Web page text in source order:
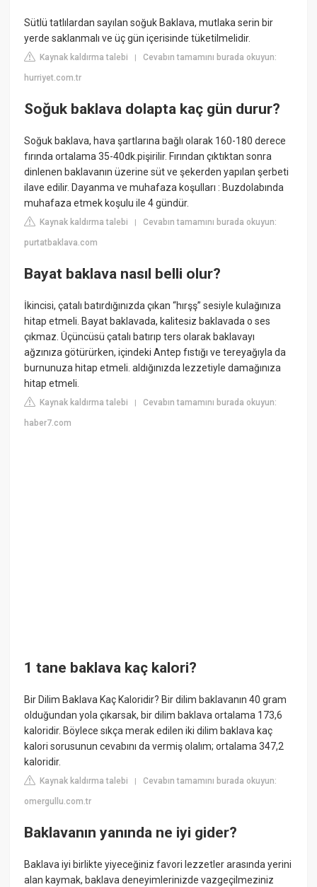
Sütlü tatlılardan sayılan soğuk Baklava, mutlaka serin bir
yerde saklanmalı ve üç gün içerisinde tüketilmelidir.
Kaynak kaldırma talebi |Cevabın tamamını burada okuyun:
hurriyet.com.tr
Soğuk baklava dolapta kaç gün durur?
Soğuk baklava, hava şartlarına bağlı olarak 160-180 derece
fırında ortalama 35-40dk.pişirilir. Fırından çıktıktan sonra
dinlenen baklavanın üzerine süt ve şekerden yapılan şerbeti
ilave edilir. Dayanma ve muhafaza koşulları : Buzdolabında
muhafaza etmek koşulu ile 4 gündür.
Kaynak kaldırma talebi |Cevabın tamamını burada okuyun:
purtatbaklava.com
Bayat baklava nasıl belli olur?
İkincisi, çatalı batırdığınızda çıkan “hırşş” sesiyle kulağınıza
hitap etmeli. Bayat baklavada, kalitesiz baklavada o ses
çıkmaz. Üçüncüsü çatalı batırıp ters olarak baklavayı
ağzınıza götürürken, içindeki Antep fıstığı ve tereyağıyla da
burnunuza hitap etmeli. aldığınızda lezzetiyle damağınıza
hitap etmeli.
Kaynak kaldırma talebi |Cevabın tamamını burada okuyun:
haber7.com
1 tane baklava kaç kalori?
Bir Dilim Baklava Kaç Kaloridir? Bir dilim baklavanın 40 gram
olduğundan yola çıkarsak, bir dilim baklava ortalama 173,6
kaloridir. Böylece sıkça merak edilen iki dilim baklava kaç
kalori sorusunun cevabını da vermiş olalım; ortalama 347,2
kaloridir.
Kaynak kaldırma talebi |Cevabın tamamını burada okuyun:
omergullu.com.tr
Baklavanın yanında ne iyi gider?
Baklava iyi birlikte yiyeceğiniz favori lezzetler arasında yerini
alan kaymak, baklava deneyimlerinizde vazgeçilmeziniz